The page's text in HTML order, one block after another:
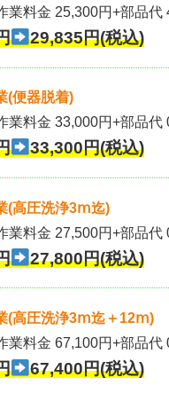
業料金 25,300円+部品代
29,835円(税込)
(便器脱着)
業料金 33,000円+部品代
33,300円(税込)
(高圧洗浄3ⅿ迄)
業料金 27,500円+部品代
27,800円(税込)
(高圧洗浄3ⅿ迄＋12ⅿ)
業料金 67,100円+部品代
67,400円(税込)